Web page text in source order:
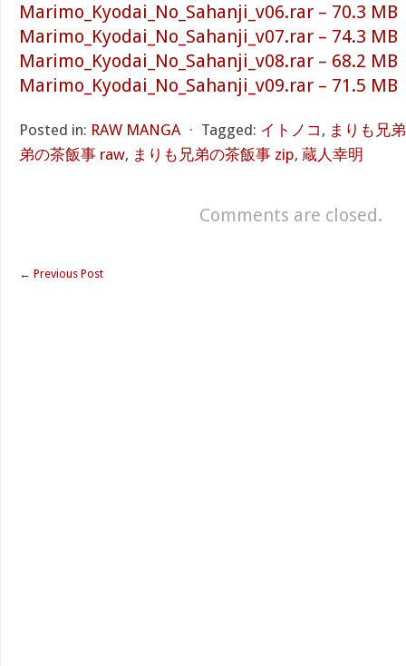
Marimo_Kyodai_No_Sahanji_v06.rar – 70.3 MB
Marimo_Kyodai_No_Sahanji_v07.rar – 74.3 MB
Marimo_Kyodai_No_Sahanji_v08.rar – 68.2 MB
Marimo_Kyodai_No_Sahanji_v09.rar – 71.5 MB
Posted in: RAW MANGA ⋅ Tagged: イトノコ , まりも兄
弟の茶飯事 raw, まりも兄弟の茶飯事 zip, 蔵人幸明
Comments are closed.
← Previous Post